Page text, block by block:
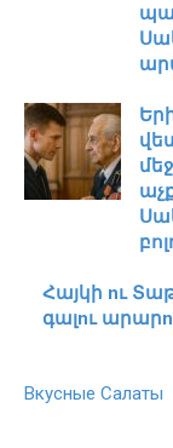
Հայկի nւ
գալnւ
Вкусные Салаты